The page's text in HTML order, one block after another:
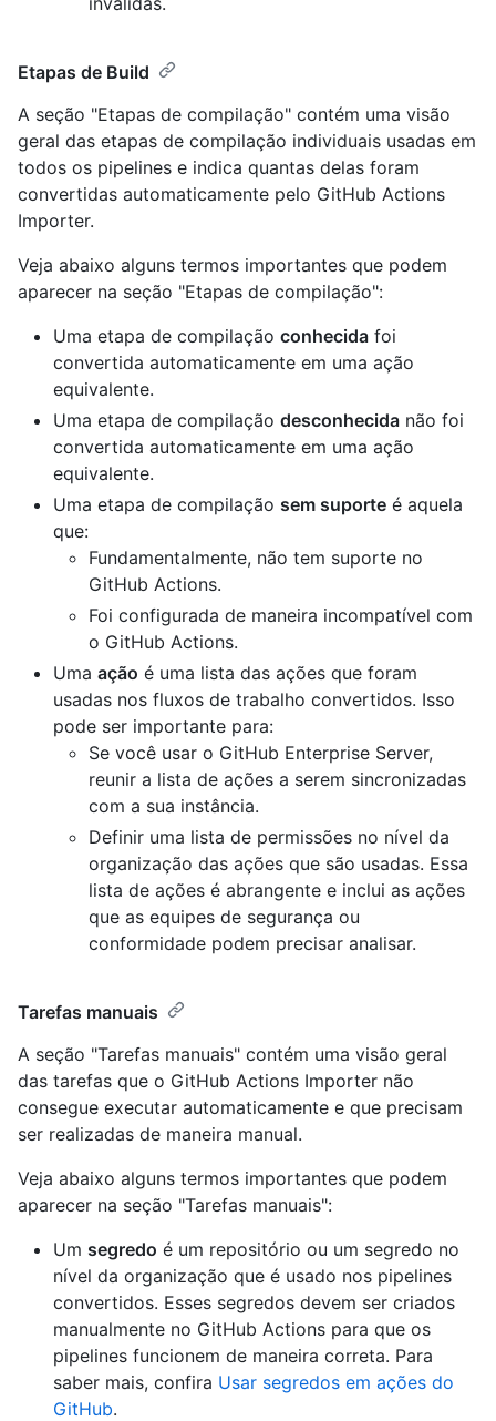
Etapas de Build
A seção "Etapas de compilação" contém uma visão
geral das etapas de compilação individuais usadas em
todos os pipelines e indica quantas delas foram
convertidas automaticamente pelo GitHub Actions
Importer.
Veja abaixo alguns termos importantes que podem
aparecer na seção "Etapas de compilação":
Uma etapa de compilação conhecida foi
convertida automaticamente em uma ação
equivalente.
Uma etapa de compilação desconhecida não foi
convertida automaticamente em uma ação
equivalente.
Uma etapa de compilação sem suporte é aquela
que:
Fundamentalmente, não tem suporte no
GitHub Actions.
Foi configurada de maneira incompatível com
o GitHub Actions.
Uma ação é uma lista das ações que foram
usadas nos fluxos de trabalho convertidos. Isso
pode ser importante para:
Se você usar o GitHub Enterprise Server,
reunir a lista de ações a serem sincronizadas
com a sua instância.
Definir uma lista de permissões no nível da
organização das ações que são usadas. Essa
lista de ações é abrangente e inclui as ações
que as equipes de segurança ou
conformidade podem precisar analisar.
Tarefas manuais
A seção "Tarefas manuais" contém uma visão geral
das tarefas que o GitHub Actions Importer não
consegue executar automaticamente e que precisam
ser realizadas de maneira manual.
Veja abaixo alguns termos importantes que podem
aparecer na seção "Tarefas manuais":
Um segredo é um repositório ou um segredo no
nível da organização que é usado nos pipelines
convertidos. Esses segredos devem ser criados
manualmente no GitHub Actions para que os
pipelines funcionem de maneira correta. Para
saber mais, confira Usar segredos em ações do
GitHub.